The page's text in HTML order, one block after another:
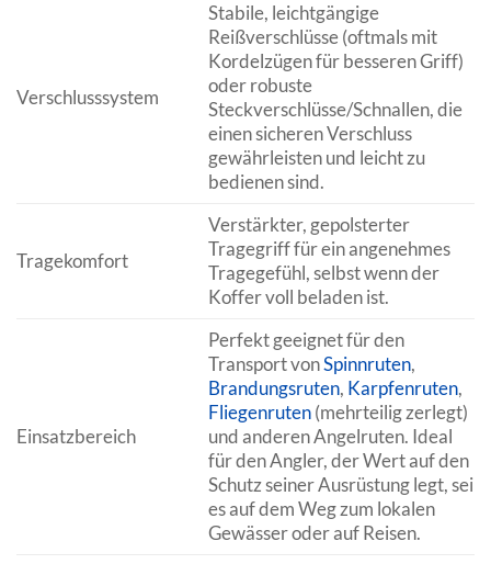
Verschlusssystem
Stabile, leichtgängige
Reißverschlüsse (oftmals mit
Kordelzügen für besseren Griff)
oder robuste
Steckverschlüsse/Schnallen, die
einen sicheren Verschluss
gewährleisten und leicht zu
bedienen sind.
Tragekomfort
Verstärkter, gepolsterter
Tragegriff für ein angenehmes
Tragegefühl, selbst wenn der
Koffer voll beladen ist.
Einsatzbereich
Perfekt geeignet für den
Transport vonSpinnruten,
Brandungsruten, Karpfenruten,
Fliegenruten(mehrteilig zerlegt)
und anderen Angelruten. Ideal
für den Angler, der Wert auf den
Schutz seiner Ausrüstung legt, sei
es auf dem Weg zum lokalen
Gewässer oder auf Reisen.